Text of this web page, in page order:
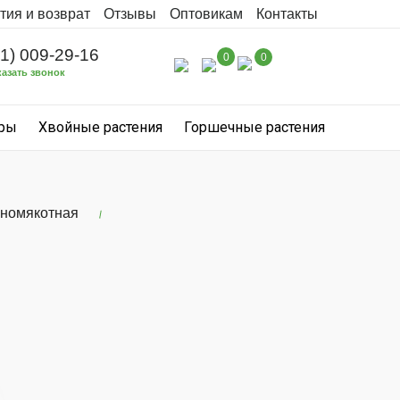
и возврат Отзывы Оптовикам Контакты
009-29-16
звонок
0 0
Хвойные растения Горшечные растения